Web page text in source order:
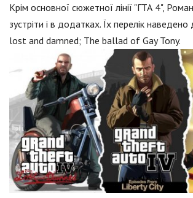
Крім основної сюжетної лінії "ГТА 4",
зустріти і в додатках. Їх перелік
lost and damned; The ballad of Gay Tony.